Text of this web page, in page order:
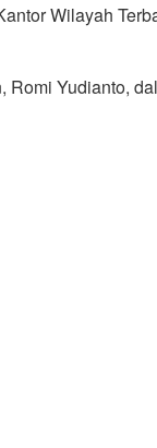
Wilayah
Yudianto,